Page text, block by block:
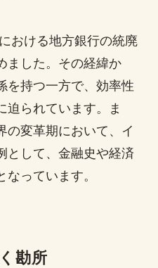
おける地方銀行の統廃
ました。その経緯か
を持つ一方で、効率性
迫られています。ま
の変革期において、イ
として、金融史や経済
っています。
勘所